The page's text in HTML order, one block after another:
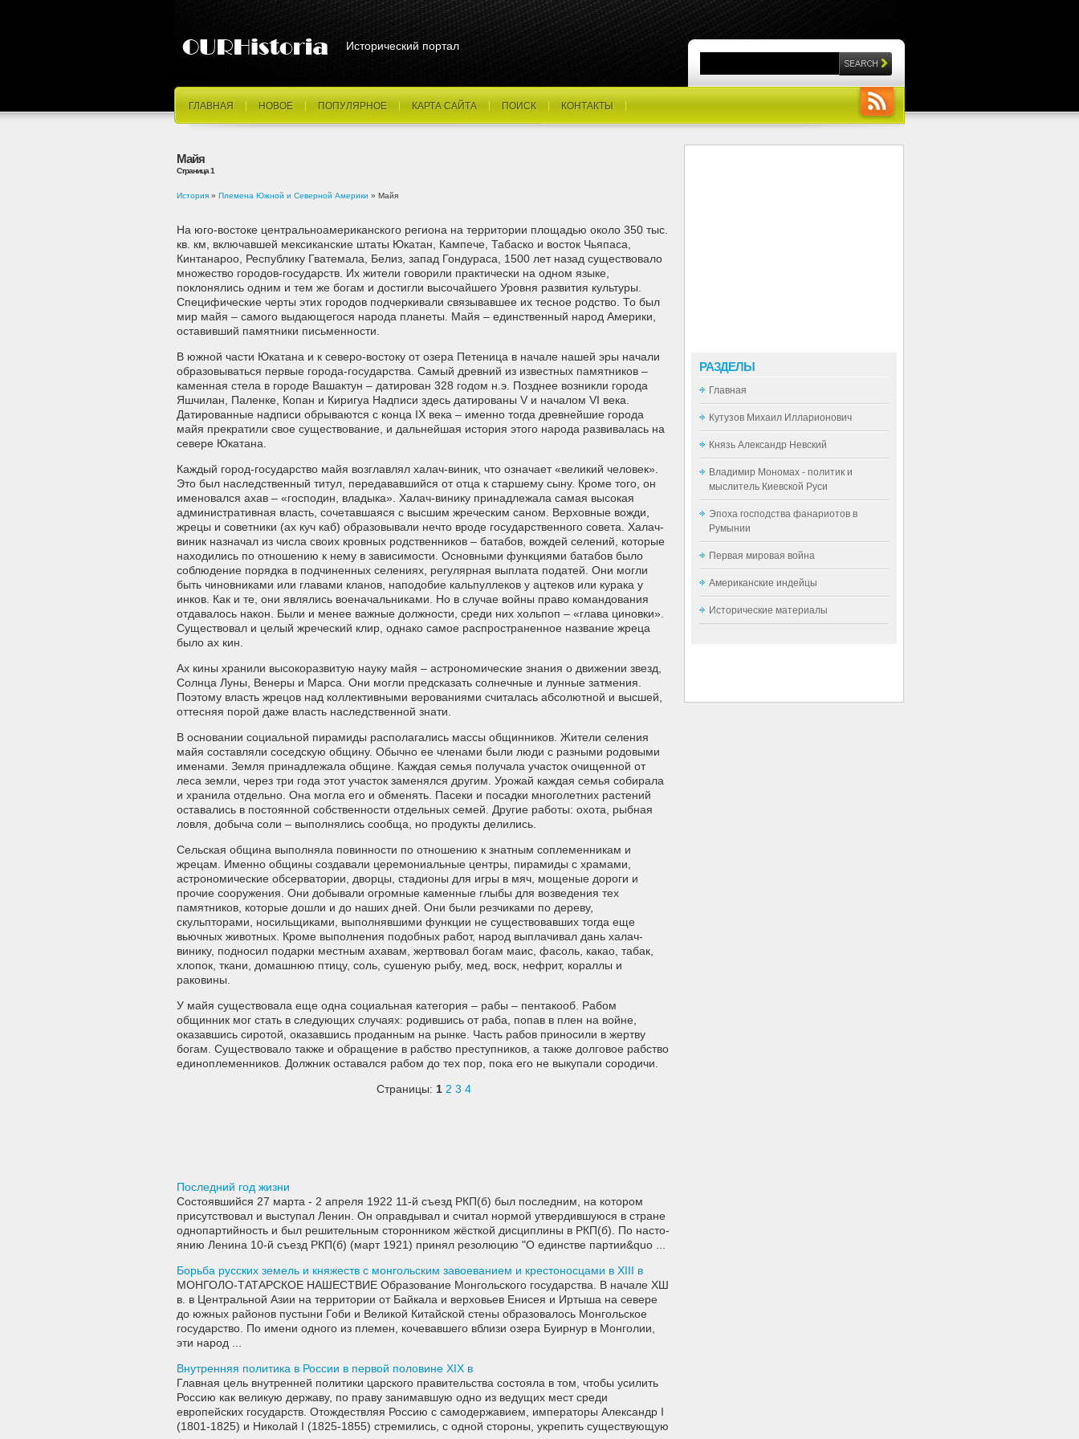
Исторический портал
ГЛАВНАЯ НОВОЕ ПОПУЛЯРНОЕ КАРТА САЙТА ПОИСК КОНТАКТЫ
Майя
Страница 1
История » Племена Южной и Северной Америки » Майя
На юго-востоке центральноамериканского региона на территории площадью около 350 тыс.
кв. км, включавшей мексиканские штаты Юкатан, Кампече, Табаско и восток Чьяпаса,
Кинтанароо, Республику Гватемала, Белиз, запад Гондураса, 1500 лет назад существовало
множество городов-государств. Их жители говорили практически на одном языке,
поклонялись одним и тем же богам и достигли высочайшего Уровня развития культуры.
Специфические черты этих городов подчеркивали связывавшее их тесное родство. То был
мир майя – самого выдающегося народа планеты. Майя – единственный народ Америки,
оставивший памятники письменности.
В южной части Юкатана и к северо-востоку от озера Петеница в начале нашей эры начали
образовываться первые города-государства. Самый древний из известных памятников –
каменная стела в городе Вашактун – датирован 328 годом н.э. Позднее возникли города
Яшчилан, Паленке, Копан и Киригуа Надписи здесь датированы V и началом VI века.
Датированные надписи обрываются с конца IX века – именно тогда древнейшие города
майя прекратили свое существование, и дальнейшая история этого народа развивалась на
севере Юкатана.
Каждый город-государство майя возглавлял халач-виник, что означает «великий человек».
Это был наследственный титул, передававшийся от отца к старшему сыну. Кроме того, он
именовался ахав – «господин, владыка». Халач-винику принадлежала самая высокая
административная власть, сочетавшаяся с высшим жреческим саном. Верховные вожди,
жрецы и советники (ах куч каб) образовывали нечто вроде государственного совета. Халач-
виник назначал из числа своих кровных родственников – батабов, вождей селений, которые
находились по отношению к нему в зависимости. Основными функциями батабов было
соблюдение порядка в подчиненных селениях, регулярная выплата податей. Они могли
быть чиновниками или главами кланов, наподобие кальпуллеков у ацтеков или курака у
инков. Как и те, они являлись военачальниками. Но в случае войны право командования
отдавалось након. Были и менее важные должности, среди них хольпоп – «глава циновки».
Существовал и целый жреческий клир, однако самое распространенное название жреца
было ах кин.
Ах кины хранили высокоразвитую науку майя – астрономические знания о движении звезд,
Солнца Луны, Венеры и Марса. Они могли предсказать солнечные и лунные затмения.
Поэтому власть жрецов над коллективными верованиями считалась абсолютной и высшей,
оттесняя порой даже власть наследственной знати.
В основании социальной пирамиды располагались массы общинников. Жители селения
майя составляли соседскую общину. Обычно ее членами были люди с разными родовыми
именами. Земля принадлежала общине. Каждая семья получала участок очищенной от
леса земли, через три года этот участок заменялся другим. Урожай каждая семья собирала
и хранила отдельно. Она могла его и обменять. Пасеки и посадки многолетних растений
оставались в постоянной собственности отдельных семей. Другие работы: охота, рыбная
ловля, добыча соли – выполнялись сообща, но продукты делились.
Сельская община выполняла повинности по отношению к знатным соплеменникам и
жрецам. Именно общины создавали церемониальные центры, пирамиды с храмами,
астрономические обсерватории, дворцы, стадионы для игры в мяч, мощеные дороги и
прочие сооружения. Они добывали огромные каменные глыбы для возведения тех
памятников, которые дошли и до наших дней. Они были резчиками по дереву,
скульпторами, носильщиками, выполнявшими функции не существовавших тогда еще
вьючных животных. Кроме выполнения подобных работ, народ выплачивал дань халач-
винику, подносил подарки местным ахавам, жертвовал богам маис, фасоль, какао, табак,
хлопок, ткани, домашнюю птицу, соль, сушеную рыбу, мед, воск, нефрит, кораллы и
раковины.
У майя существовала еще одна социальная категория – рабы – пентакооб. Рабом
общинник мог стать в следующих случаях: родившись от раба, попав в плен на войне,
оказавшись сиротой, оказавшись проданным на рынке. Часть рабов приносили в жертву
богам. Существовало также и обращение в рабство преступников, а также долговое рабство
единоплеменников. Должник оставался рабом до тех пор, пока его не выкупали сородичи.
Страницы: 1 2 3 4
Последний год жизни
Состоявшийся 27 марта - 2 апреля 1922 11-й съезд РКП(б) был последним, на котором
присутство­вал и выступал Ленин. Он оправдывал и считал нормой утвердившуюся в стране
однопартийность и был решительным сторонником жёсткой дисциплины в РКП(б). По насто­
янию Ленина 10-й съезд РКП(б) (март 1921) принял резолюцию "О единстве партии&quo ...
Борьба русских земель и княжеств с монгольским завоеванием и крестоносцами в ХIII в
МОНГОЛО-ТАТАРСКОЕ НАШЕСТВИЕ Образование Монгольского государства. В начале ХШ
в. в Центральной Азии на территории от Байкала и верховьев Енисея и Иртыша на севере
до южных районов пустыни Гоби и Великой Китайской стены образовалось Монгольское
государство. По имени одного из племен, кочевавшего вблизи озера Буирнур в Монголии,
эти народ ...
Внутренняя политика в России в первой половине XIX в
Главная цель внутренней политики царского правительства состояла в том, чтобы усилить
Россию как великую державу, по праву занимавшую одно из ведущих мест среди
европейских государств. Отождествляя Россию с самодержавием, императоры Александр I
(1801-1825) и Николай I (1825-1855) стремились, с одной стороны, укрепить существующую
РАЗДЕЛЫ
Главная
Кутузов Михаил Илларионович
Князь Александр Невский
Владимир Мономах - политик и
мыслитель Киевской Руси
Эпоха господства фанариотов в
Румынии
Первая мировая война
Американские индейцы
Исторические материалы